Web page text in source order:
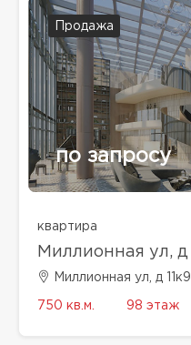
Продажа
по запросу
квартира
Миллионная ул, д
Миллионная ул, д 11к91
750 кв.м. 98 этаж